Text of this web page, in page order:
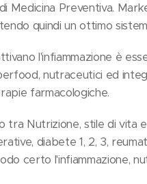
Medicina Preventiva.
quindi un ottimo
l'infiammazione è
nutraceutici ed
farmacologiche.
tra Nutrizione, stile di vita
diabete 1, 2, 3,
certo l'infiammazione,